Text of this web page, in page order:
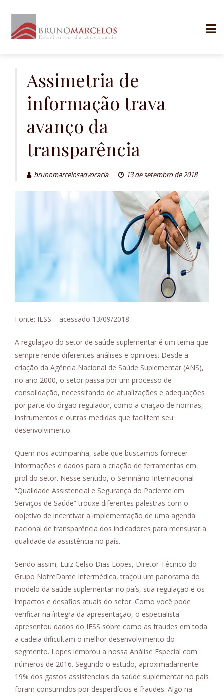
Assimetria de
informação trava
avanço da
transparência
brunomarcelosadvocacia 13 de setembro de 2018
Fonte: IESS – acessado 13/09/2018
A regulação do setor de saúde suplementar é um tema que
sempre rende diferentes análises e opiniões. Desde a
criação da Agência Nacional de Saúde Suplementar (ANS),
no ano 2000, o setor passa por um processo de
consolidação, necessitando de atualizações e adequações
por parte do órgão regulador, como a criação de normas,
instrumentos e outras medidas que facilitem seu
desenvolvimento.
Quem nos acompanha, sabe que buscamos fornecer
informações e dados para a criação de ferramentas em
prol do setor. Nesse sentido, o Seminário Internacional
“Qualidade Assistencial e Segurança do Paciente em
Serviços de Saúde” trouxe diferentes palestras com o
objetivo de incentivar a implementação de uma agenda
nacional de transparência dos indicadores para mensurar a
qualidade da assistência no país.
Sendo assim, Luiz Celso Dias Lopes, Diretor Técnico do
Grupo NotreDame Intermédica, traçou um panorama do
modelo da saúde suplementar no país, sua regulação e os
impactos e desafios atuais do setor. Como você pode
verificar na íntegra da apresentação, o especialista
apresentou dados do IESS sobre como as fraudes em toda
a cadeia dificultam o melhor desenvolvimento do
segmento. Lopes lembrou a nossa Análise Especial com
números de 2016. Segundo o estudo, aproximadamente
19% dos gastos assistenciais da saúde suplementar no país
foram consumidos por desperdícios e fraudes. Algo na